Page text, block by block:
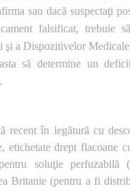
sau dacă suspectaţi
falsificat, trebuie
şi a Dispozitivelor
să determine un
recent în legătură cu
etichetate drept flacoane
soluţie perfuzabilă
Britanie (pentru a fi